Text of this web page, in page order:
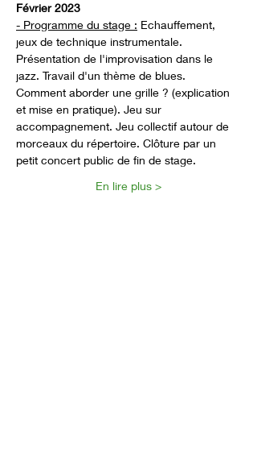
Février 2023
- Programme du stage : Echauffement,
jeux de technique instrumentale.
Présentation de l'improvisation dans le
jazz. Travail d'un thème de blues.
Comment aborder une grille ? (explication
et mise en pratique). Jeu sur
accompagnement. Jeu collectif autour de
morceaux du répertoire. Clôture par un
petit concert public de fin de stage.
En lire plus >